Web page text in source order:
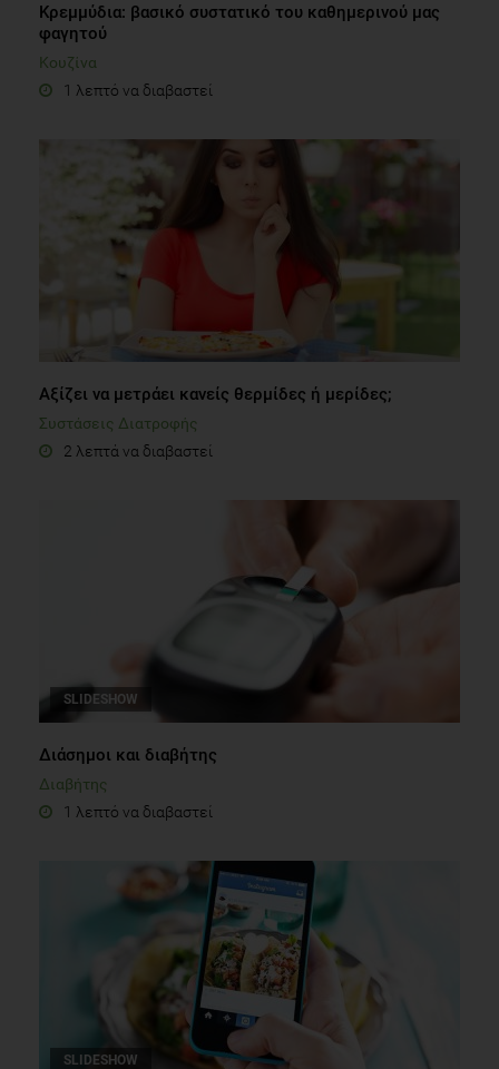
Κρεμμύδια: βασικό συστατικό του καθημερινού μας
φαγητού
Κουζίνα
1 λεπτό να διαβαστεί
Αξίζει να μετράει κανείς θερμίδες ή μερίδες;
Συστάσεις Διατροφής
2 λεπτά να διαβαστεί
SLIDESHOW
Διάσημοι και διαβήτης
Διαβήτης
1 λεπτό να διαβαστεί
SLIDESHOW